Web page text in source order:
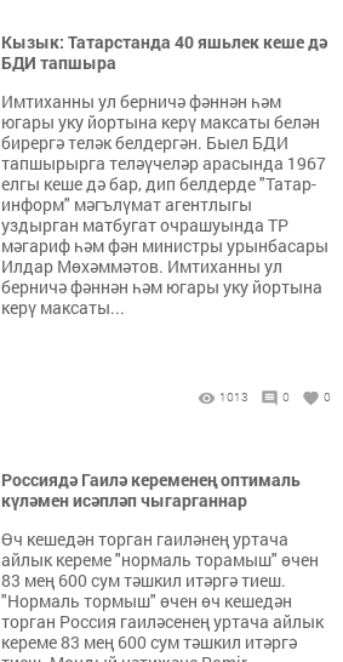
Кызык: Татарстанда 40 яшьлек кеше дә
БДИ тапшыра
Имтиханны ул берничә фәннән һәм
югары уку йортына керү максаты белән
бирергә теләк белдергән. Быел БДИ
тапшырырга теләүчеләр арасында 1967
елгы кеше дә бар, дип белдерде "Татар-
информ" мәгълүмат агентлыгы
уздырган матбугат очрашуында ТР
мәгариф һәм фән министры урынбасары
Илдар Мөхәммәтов. Имтиханны ул
берничә фәннән һәм югары уку йортына
керү максаты...
1013 0 0
Россиядә Гаилә кеременең оптималь
күләмен исәпләп чыгарганнар
Өч кешедән торган гаиләнең уртача
айлык кереме "нормаль торамыш" өчен
83 мең 600 сум тәшкил итәргә тиеш.
"Нормаль тормыш" өчен өч кешедән
торган Россия гаиләсенең уртача айлык
кереме 83 мең 600 сум тәшкил итәргә